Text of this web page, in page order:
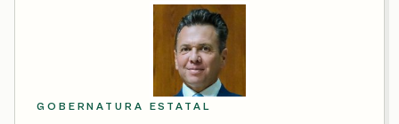
GOBERNATURA ESTATAL